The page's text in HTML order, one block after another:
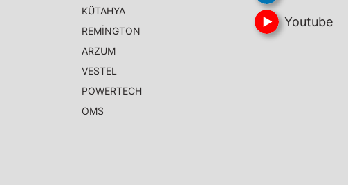
KÜTAHYA
REMİNGTON
ARZUM
VESTEL
POWERTECH
OMS
Youtube